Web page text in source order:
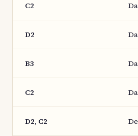
C2
D2
B3
C2
D2, C2